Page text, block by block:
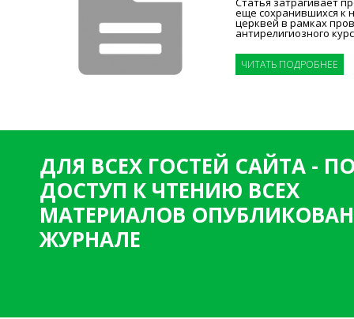
еще сохранившихся к
церквей в рамках
антирелигиозного
ЧИТАТЬ ПОДРОБНЕЕ
ДЛЯ ВСЕХ ГОСТЕЙ САЙТА -
ДОСТУП К ЧТЕНИЮ ВСЕХ
МАТЕРИАЛОВ
ЖУРНАЛЕ